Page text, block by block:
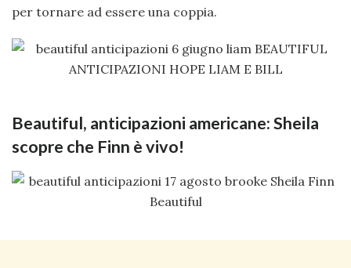
per tornare ad essere una coppia.
Beautiful, anticipazioni americane: Sheila
scopre che Finn è vivo!